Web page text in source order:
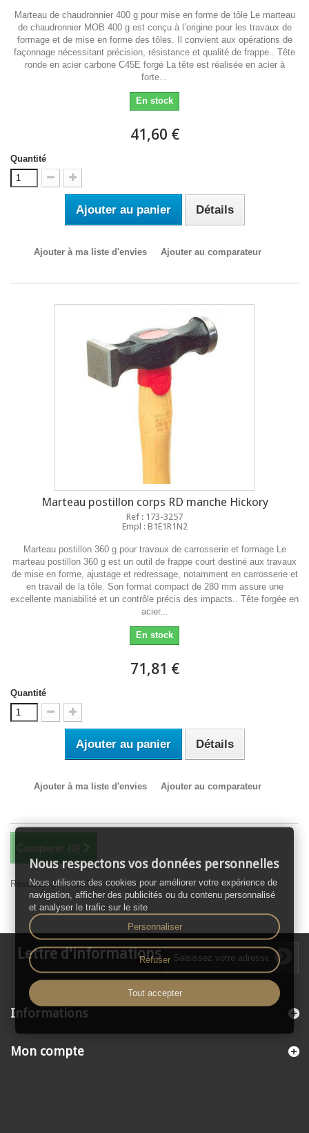
Marteau de chaudronnier 400 g pour mise en forme de tôle Le marteau
de chaudronnier MOB 400 g est conçu à l’origine pour les travaux de
formage et de mise en forme des tôles. Il convient aux opérations de
façonnage nécessitant précision, résistance et qualité de frappe.. Tête
ronde en acier carbone C45E forgé La tête est réalisée en acier à
forte...
En stock
41,60 €
Quantité
Ajouter au panier Détails
Ajouter à ma liste d'envies Ajouter au comparateur
Marteau postillon corps RD manche Hickory
Ref : 173-3257
Empl : B1E1R1N2
Marteau postillon 360 g pour travaux de carrosserie et formage Le
marteau postillon 360 g est un outil de frappe court destiné aux travaux
de mise en forme, ajustage et redressage, notamment en carrosserie et
en travail de la tôle. Son format compact de 280 mm assure une
excellente maniabilité et un contrôle précis des impacts.. Tête forgée en
acier...
En stock
71,81 €
Quantité
Ajouter au panier Détails
Ajouter à ma liste d'envies Ajouter au comparateur
Résultats 1 - 7 sur 7.
Lettre d'informations
Informations
Mon compte
Nous respectons vos données personnelles
Nous utilisons des cookies pour améliorer votre expérience de
navigation, afficher des publicités ou du contenu personnalisé
et analyser le trafic sur le site
Personnaliser
Refuser
Tout accepter